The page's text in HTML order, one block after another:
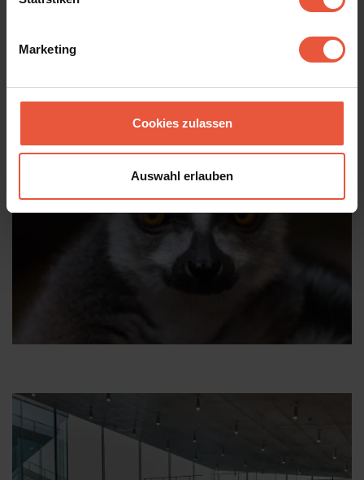
Marketing
Cookies zulassen
Auswahl erlauben
Menschen hinter der Flucht konzentriert und auf das, was eine
Kommen Sie mit auf einen Rundgang durch die lebendige
Ausstellung und lassen Sie sich in die Vergangenheit entführen.